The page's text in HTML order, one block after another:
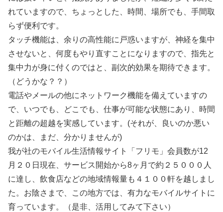
れていますので、ちょっとした、時間、場所でも、手間取
らず便利です。
タッチ機能は、余りの高性能に戸惑いますが、神経を集中
させないと、何度もやり直すことになりますので、指先と
集中力が身に付くのではと、副次的効果を期待できます。
（どうかな？？）
電話やメールの他にネットワーク機能を備えていますの
で、いつでも、どこでも、仕事が可能な状態にあり、時間
と距離の超越を実感しています。(それが、良いのか悪い
のかは、まだ、分かりませんが)
我が社のモバイル生活情報サイト「フリモ」会員数が12
月２０日現在、サービス開始から8ヶ月で約２５０００人
に達し、飲食店などの地域情報量も４１００軒を越しまし
た。お陰さまで、この地方では、有力なモバイルサイトに
育っています。（是非、活用してみて下さい）